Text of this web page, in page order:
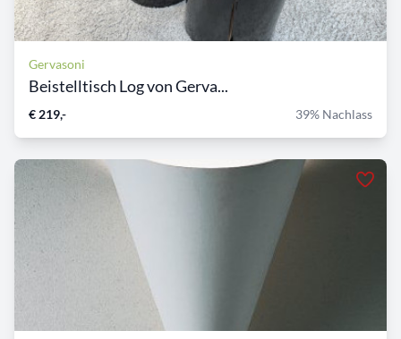
Gervasoni
Beistelltisch Log von Gerva...
€ 219,- 39% Nachlass